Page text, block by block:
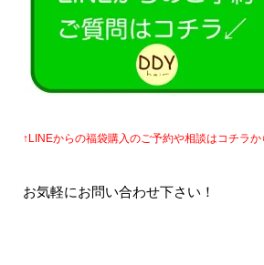
↑LINEからの福袋購入のご予約や相談はコチラか
お気軽にお問い合わせ下さい！